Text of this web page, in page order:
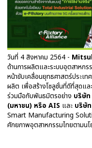
วันที่ 4 สิงหาคม 2564 -
ด้านการผลิตและระบบอุตสาหก
หน้าขับเคลื่อนยุทธศาสตร์ประเท
ผลิต เพื่อสร้างโซลูชั่นที่ดีที่สุดแ
ร่วมมือกับพันธมิตรอย่าง บริษัท
(มหาชน) หรือ AIS และ บริษั
Smart Manufacturing
ศักยภาพอุตสาหกรรมไทยตามน